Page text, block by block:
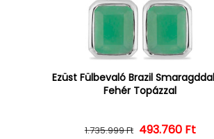
Ezüst Fülbevaló Brazil
Fehér Topázzal
Normál ár
1.735.999 Ft 493.760 Ft